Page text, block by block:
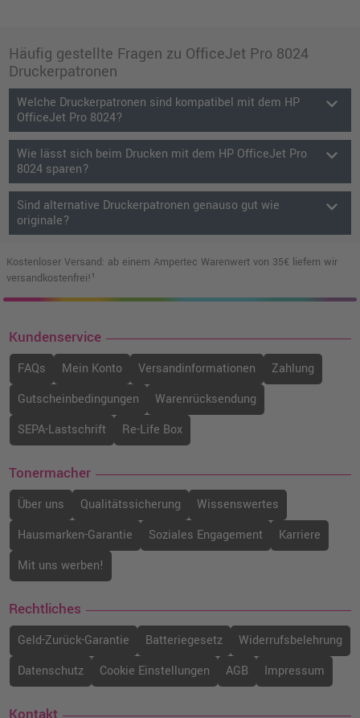
Häufig gestellte Fragen zu OfficeJet Pro 8024
Druckerpatronen
Welche Druckerpatronen sind kompatibel mit dem HP
OfficeJet Pro 8024?
keyboard_arrow_down
Wie lässt sich beim Drucken mit dem HP OfficeJet Pro
8024 sparen?
keyboard_arrow_down
Sind alternative Druckerpatronen genauso gut wie
originale?
keyboard_arrow_down
Kostenloser Versand: ab einem Ampertec Warenwert von 35€ liefern wir
versandkostenfrei!¹
Kundenservice
FAQs Mein Konto Versandinformationen
Zahlung
Gutscheinbedingungen
Warenrücksendung
SEPA-Lastschrift
Re-Life Box
Tonermacher
Über uns Qualitätssicherung
Wissenswertes
Hausmarken-Garantie
Soziales Engagement
Karriere
Mit uns werben!
Rechtliches
Geld-Zurück-Garantie Batteriegesetz
Widerrufsbelehrung
Datenschutz
Cookie Einstellungen AGB Impressum